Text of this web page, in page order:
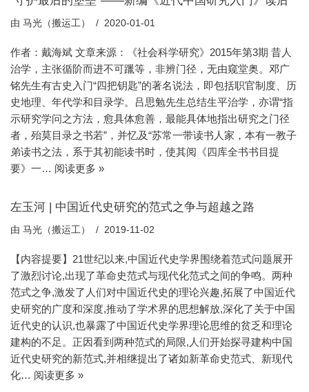
由 马光（搬运工） 2020-01-01
作者：戴海斌 文章来源：《社会科学研究》2015年第3期 昔人
治学，主张循阶而进不可躐等，非辨门径，无由窥堂奥。邓广
铭先生有古史入门“四把钥匙”的著名说法，即包括职官制度、历
史地理、年代学和目录学。吕思勉先生总结生平治学，亦谓“指
示研究学问之方法，愈具体愈善，最能具体地指出研究之门径
者，殆莫目录之书若”，并忆及“苏常一带读书人家，本有一教子
弟读书之法，系于其初能读书时，使其阅《四库全书书目提
要》一… 阅读更多 »
左玉河 | 中国近代史研究的范式之争与超越之路
由 马光（搬运工） 2019-11-02
【内容提要】21世纪以来,中国近代史学界围绕着范式问题展开
了激烈讨论,出现了革命史范式与现代化范式之间的争鸣。两种
范式之争,激发了人们对中国近代史的理论兴趣,拓展了中国近代
史研究的广度和深度,推动了学术界的思想解放,深化了关于中国
近代史的认识,也暴露了中国近代史学界理论思维的贫乏和理论
建构的不足。正因看到两种范式的局限,人们开始探寻建构中国
近代史研究的新范式,并相继提出了诸如新革命史范式、新现代
化… 阅读更多 »